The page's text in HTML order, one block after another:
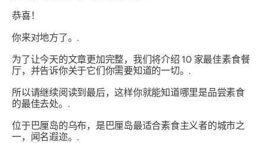
恭喜！
你来对地方了。.
为了让今天的文章更加完整，我们将介绍 10 家最佳素食餐
厅，并告诉你关于它们你需要知道的一切。.
所以请继续阅读到最后，这样你就能知道哪里是品尝素食
的最佳去处。.
位于巴厘岛的乌布，是巴厘岛最适合素食主义者的城市之
一，闻名遐迩。.